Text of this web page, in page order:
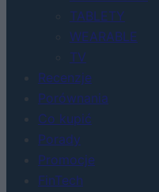
TABLETY
WEARABLE
TV
Recenzje
Porównania
Co kupić
Porady
Promocje
FinTech